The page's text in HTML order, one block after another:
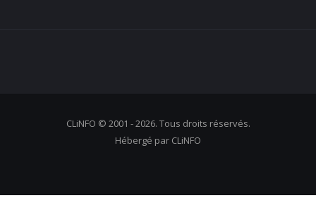
CLiNFO © 2001 - 2026. Tous droits réservés.
Hébergé par CLiNFO